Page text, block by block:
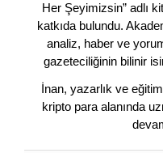
Her Şeyimizsin” adlı
katkıda bulundu.
analiz, haber ve
gazeteciliğinin bilinir
İnan, yazarlık ve
kripto para alanında